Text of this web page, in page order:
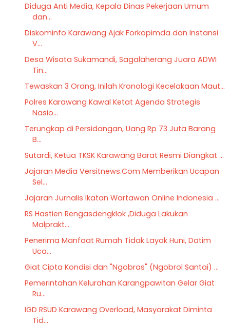
Diduga Anti Media, Kepala Dinas Pekerjaan Umum
dan...
Diskominfo Karawang Ajak Forkopimda dan Instansi
V...
Desa Wisata Sukamandi, Sagalaherang Juara ADWI
Tin...
Tewaskan 3 Orang, Inilah Kronologi Kecelakaan Maut...
Polres Karawang Kawal Ketat Agenda Strategis
Nasio...
Terungkap di Persidangan, Uang Rp 73 Juta Barang
B...
Sutardi, Ketua TKSK Karawang Barat Resmi Diangkat ...
Jajaran Media Versitnews.Com Memberikan Ucapan
Sel...
Jajaran Jurnalis Ikatan Wartawan Online Indonesia ...
RS Hastien Rengasdengklok ,Diduga Lakukan
Malprakt...
Penerima Manfaat Rumah Tidak Layak Huni, Datim
Uca...
Giat Cipta Kondisi dan "Ngobras" (Ngobrol Santai) ...
Pemerintahan Kelurahan Karangpawitan Gelar Giat
Ru...
IGD RSUD Karawang Overload, Masyarakat Diminta
Tid...